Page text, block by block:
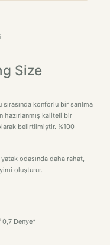
Size
konforlu bir sarılma
hazırlanmış kaliteli bir
belirtilmiştir. %100
odasında daha rahat,
oluşturur.
Denye*